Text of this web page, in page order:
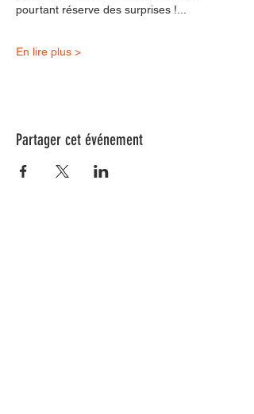
pourtant réserve des surprises !...
En lire plus >
Partager cet événement